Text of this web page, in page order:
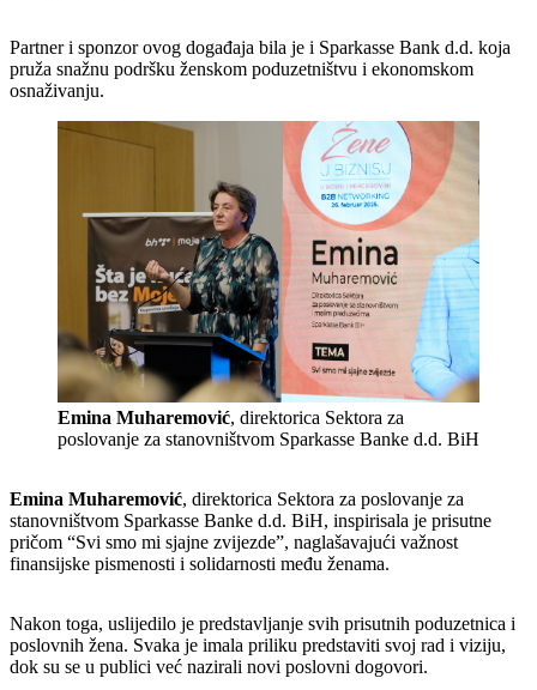
Partner i sponzor ovog događaja bila je i Sparkasse Bank d.d. koja
pruža snažnu podršku ženskom poduzetništvu i ekonomskom
osnaživanju.
Emina Muharemović, direktorica Sektora za
poslovanje za stanovništvom Sparkasse Banke d.d. BiH
Emina Muharemović, direktorica Sektora za poslovanje za
stanovništvom Sparkasse Banke d.d. BiH, inspirisala je prisutne
pričom “Svi smo mi sjajne zvijezde”, naglašavajući važnost
finansijske pismenosti i solidarnosti među ženama.
Nakon toga, uslijedilo je predstavljanje svih prisutnih poduzetnica i
poslovnih žena. Svaka je imala priliku predstaviti svoj rad i viziju,
dok su se u publici već nazirali novi poslovni dogovori.